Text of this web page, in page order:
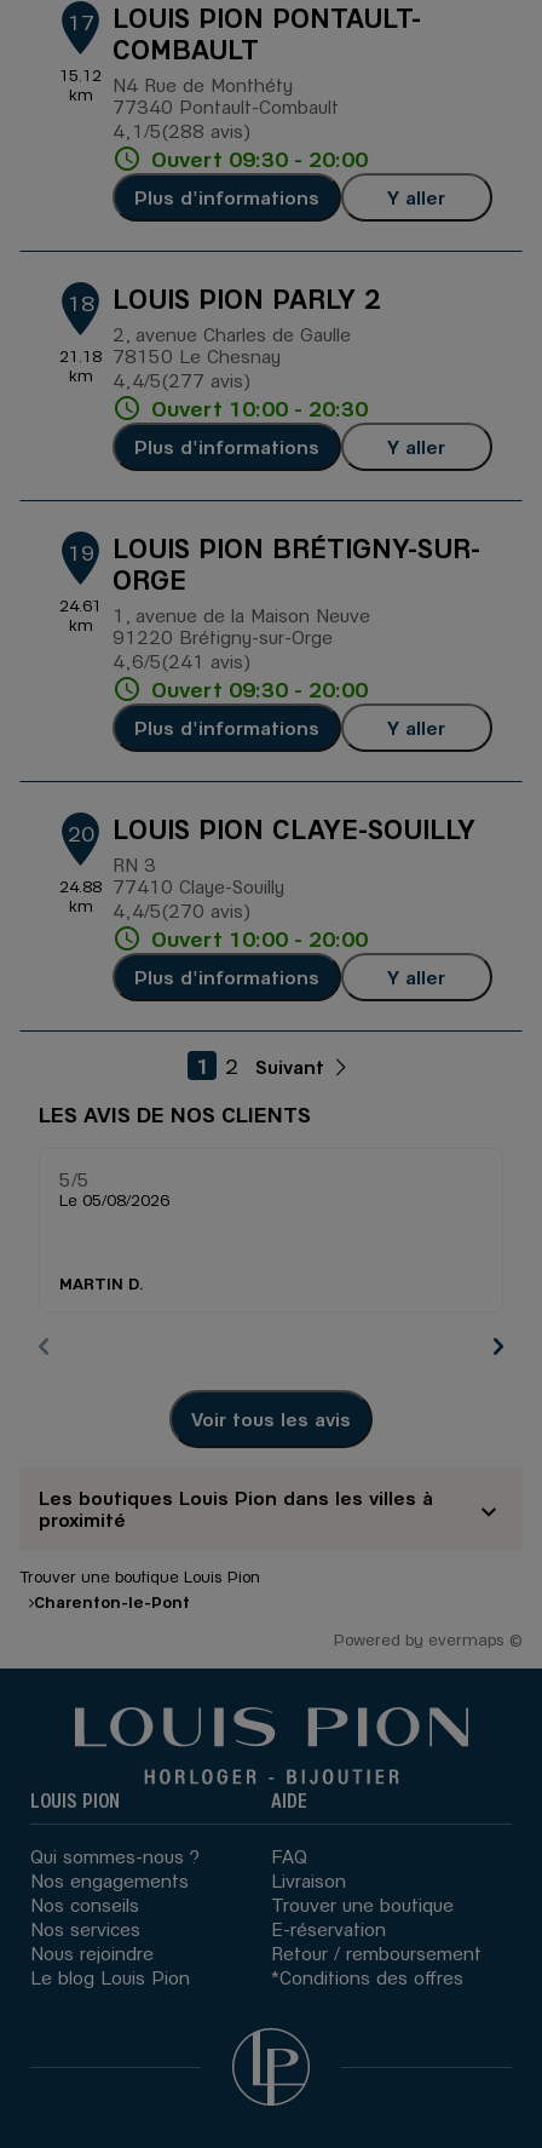
17
15.12
km
LOUIS PION PONTAULT-
COMBAULT
N4 Rue de Monthéty
77340 Pontault-Combault
4,1 /5 Note de 4.1 sur 5
(288 avis)
Ouvert 09:30 - 20:00
Plus d'informations Y aller
18
21.18
km
LOUIS PION PARLY 2
2, avenue Charles de Gaulle
78150 Le Chesnay
4,4/5 Note de 4.4 sur 5
(277 avis)
Ouvert 10:00 - 20:30
Plus d'informations Y aller
19
24.61
km
LOUIS PION BRÉTIGNY-SUR-
ORGE
1, avenue de la Maison Neuve
91220 Brétigny-sur-Orge
4,6/5 Note de 4.6 sur 5
(241 avis)
Ouvert 09:30 - 20:00
Plus d'informations Y aller
20
24.88
km
LOUIS PION CLAYE-SOUILLY
RN 3
77410 Claye-Souilly
4,4/5 Note de 4.4 sur 5
(270 avis)
Ouvert 10:00 - 20:00
Plus d'informations Y aller
1 2 Suivant
LES AVIS DE NOS CLIENTS
5/5
Le 05/08/2026
MARTIN D.
Voir tous les avis
Les boutiques Louis Pion dans les villes à
proximité
Trouver une boutique Louis Pion
Charenton-le-Pont
Powered by evermaps ©
LOUIS PION
Qui sommes-nous ?
Nos engagements
Nos conseils
Nos services
Nous rejoindre
Le blog Louis Pion
AIDE
FAQ
Livraison
Trouver une boutique
E-réservation
Retour / remboursement
*Conditions des offres